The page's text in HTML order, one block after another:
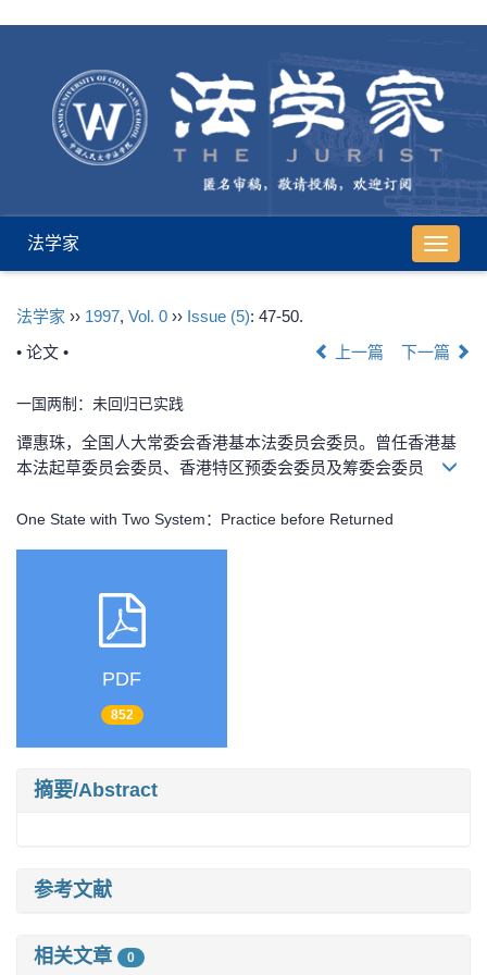
导
航
法学家
法学家 ›› 1997, Vol. 0 ›› Issue (5): 47-50.
• 论文 •
上一篇 下一篇
一国两制：未回归已实践
谭惠珠，全国人大常委会香港基本法委员会委员。曾任香港基
本法起草委员会委员、香港特区预委会委员及筹委会委员
One State with Two System：Practice before Returned
PDF
852
摘要/Abstract
参考文献
相关文章 0